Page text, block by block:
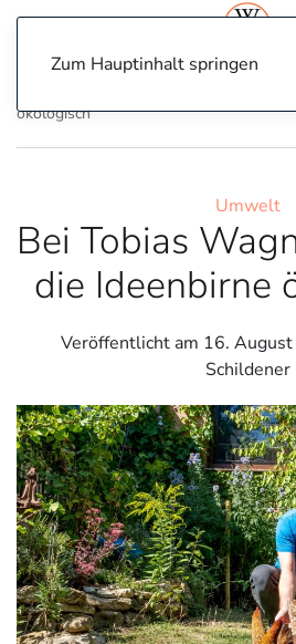
Zum Hauptinhalt springen
ökologisch
Umwelt
Bei Tobias
die Ideenbirne
Veröffentlicht am 16.
Schildener